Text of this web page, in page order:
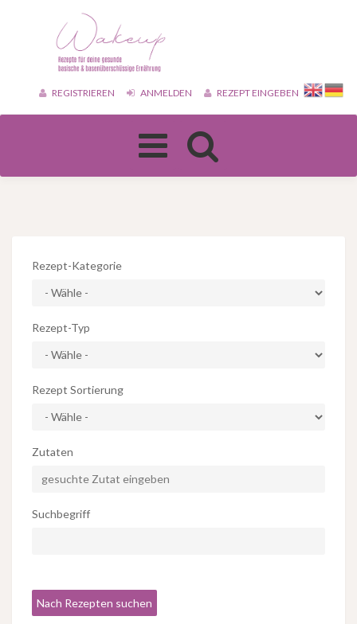
REGISTRIEREN ANMELDEN REZEPT EINGEBEN
Toggle
navigation
Rezept-Kategorie
Rezept-Typ
Rezept Sortierung
Zutaten
Suchbegriff
Nach Rezepten suchen